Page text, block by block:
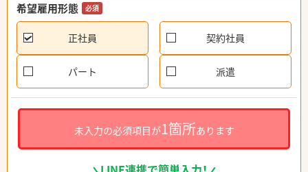
希望雇用形態 必須
正社員 契約社員
パート 派遣
未入力の必須項目が1箇所あります